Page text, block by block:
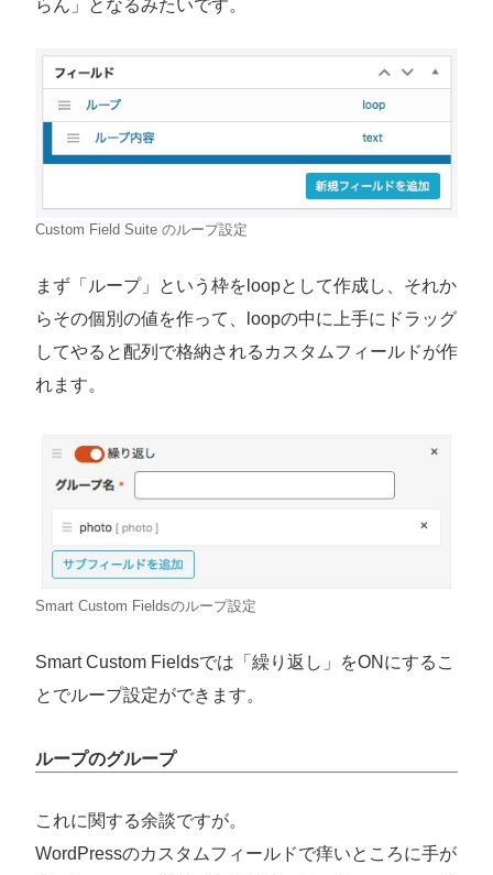
らん」となるみたいです。
Custom Field Suite のループ設定
まず「ループ」という枠をloopとして作成し、それか
らその個別の値を作って、loopの中に上手にドラッグ
してやると配列で格納されるカスタムフィールドが作
れます。
Smart Custom Fieldsのループ設定
Smart Custom Fieldsでは「繰り返し」をONにするこ
とでループ設定ができます。
ループのグループ
これに関する余談ですが。
WordPressのカスタムフィールドで痒いところに手が